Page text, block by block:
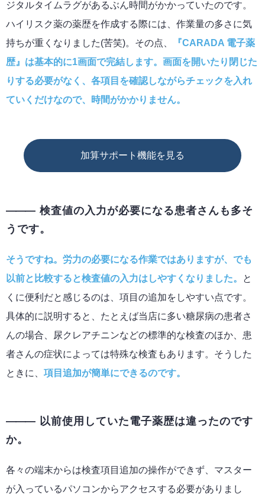
ジタルタイムラグがあるぶん時間がかかっていたのです。
ハイリスク薬の薬歴を作成する際には、作業量の多さに気
持ちが重くなりました(苦笑)。その点、
『CARADA 電子薬
歴』は基本的に1画面で完結します。画面を開いたり閉じた
りする必要がなく、各項目を確認しながらチェックを入れ
ていくだけなので、時間がかかりません。
加算サポート機能を見る
検査値の入力が必要になる患者さんも多そ
うです。
そうですね。労力の必要になる作業ではありますが、でも
以前と比較すると検査値の入力はしやすくなりました。
と
くに便利だと感じるのは、項目の追加をしやすい点です。
具体的に説明すると、たとえば当店に多い糖尿病の患者さ
んの場合、尿クレアチニンなどの標準的な検査のほか、患
者さんの症状によっては特殊な検査もあります。そうした
ときに、 項目追加が簡単にできるのです。
以前使用していた電子薬歴は違ったのです
か。
各々の端末からは検査項目追加の操作ができず、マスター
が入っているパソコンからアクセスする必要がありまし